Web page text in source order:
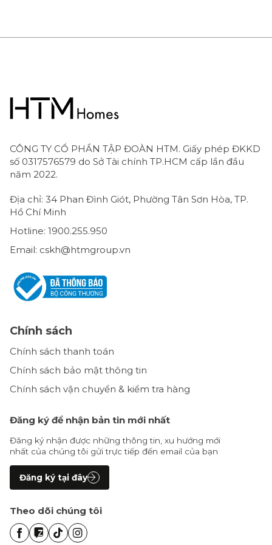
CÔNG TY CỔ PHẦN TẬP ĐOÀN HTM. Giấy phép ĐKKD
số 0317576579 do Sở Tài chính TP.HCM cấp lần đầu
năm 2022.
Địa chỉ: 34 Phan Đình Giót, Phường Tân Sơn Hòa, TP.
Hồ Chí Minh
Hotline: 1900.255.950
Email: cskh@htmgroup.vn
Chính sách
Chính sách thanh toán
Chính sách bảo mật thông tin
Chính sách vận chuyển & kiểm tra hàng
Đăng ký để nhận bản tin mới nhất
Đăng ký nhận được những thông tin, xu hướng mới
nhất của chúng tôi gửi trực tiếp đến email của bạn
Đăng ký tại đây
Theo dõi chúng tôi